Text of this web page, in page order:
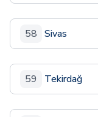
58 Sivas
59 Tekirdağ